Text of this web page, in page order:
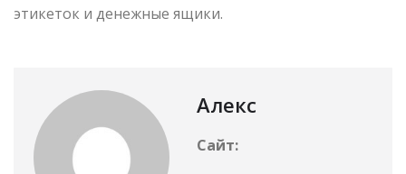
этикеток и денежные ящики.
Алекс
Сайт: